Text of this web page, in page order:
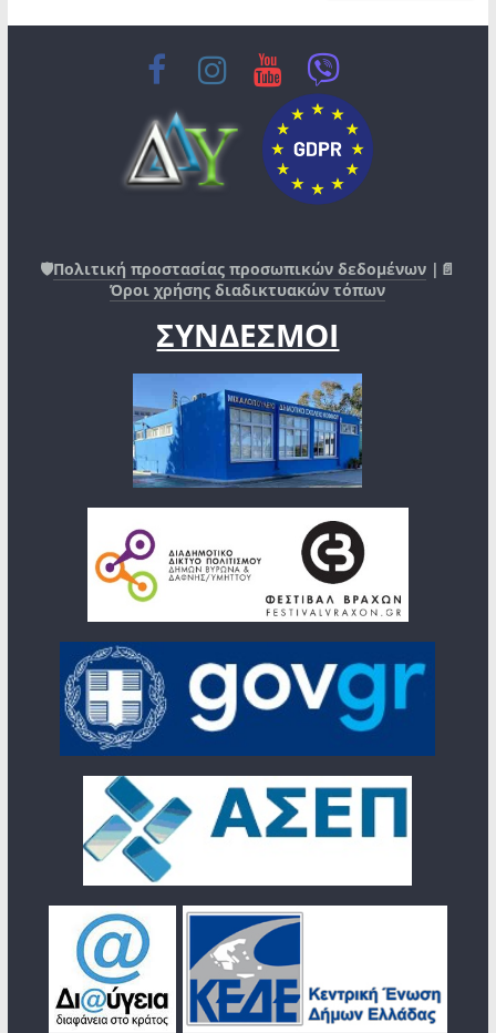
🛡️Πολιτική προστασίας προσωπικών δεδομένων |📄
Όροι χρήσης διαδικτυακών τόπων
ΣΥΝΔΕΣΜΟΙ